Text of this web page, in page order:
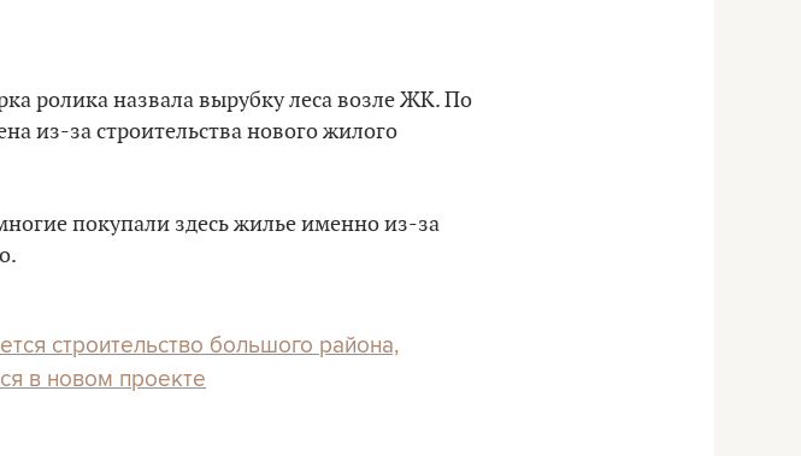
ролика назвала вырубку леса возле ЖК. По
из-за строительства нового жилого
покупали здесь жилье именно из-за
строительство большого района,
в новом проекте